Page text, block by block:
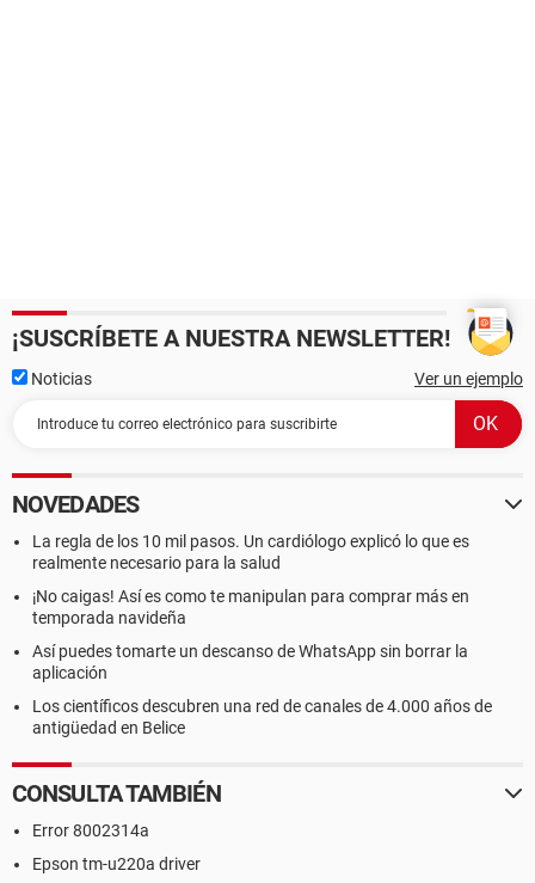
¡SUSCRÍBETE A NUESTRA NEWSLETTER!
Noticias Ver un ejemplo
NOVEDADES
La regla de los 10 mil pasos. Un cardiólogo explicó lo que es
realmente necesario para la salud
¡No caigas! Así es como te manipulan para comprar más en
temporada navideña
Así puedes tomarte un descanso de WhatsApp sin borrar la
aplicación
Los científicos descubren una red de canales de 4.000 años de
antigüedad en Belice
CONSULTA TAMBIÉN
Error 8002314a
Epson tm-u220a driver